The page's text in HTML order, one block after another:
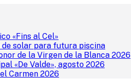
«Fins al Cel»
solar para futura piscina
de la Virgen de la Blanca 2026
«De Valde», agosto 2026
Carmen 2026